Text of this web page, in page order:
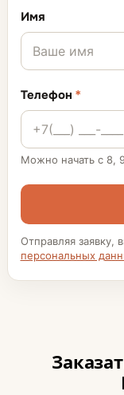
Имя
Телефон *
Можно начать с 8,
Отправляя заявку,
персональных